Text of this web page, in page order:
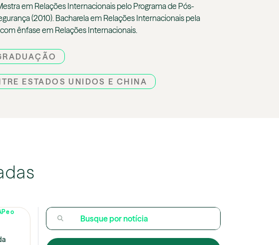
aem Relações Internacionais pelo Programa de Pós-
(2010). Bacharelaem Relações Internacionais pela
com ênfase em Relações Internacionais.
ESTADOS UNIDOS E CHINA